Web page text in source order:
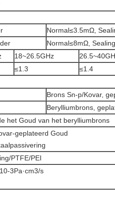
Normal≤3.5mΩ,
Normal≤8mΩ,
18~26.5GHz
≤1.3 ≤1.4
Brons Sn-p/Kovar,
Berylliumbrons,
het Goud van het berylliumbrons
geplateerd Goud
PTFE/PEI
3Pa·cm3/s